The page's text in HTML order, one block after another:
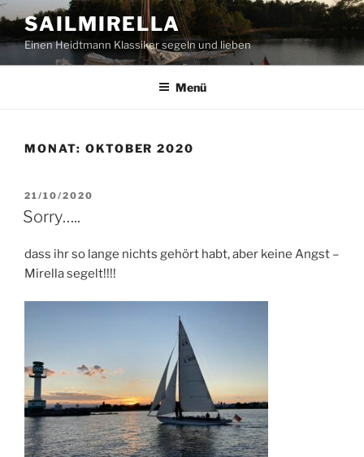
Zum
Inhalt
springen
SAILMIRELLA
Einen Heidtmann Klassiker segeln und lieben
Menü
MONAT: OKTOBER 2020
VERÖFFENTLICHT
AM
21/10/2020
Sorry…..
dass ihr so lange nichts gehört habt, aber keine Angst –
Mirella segelt!!!!